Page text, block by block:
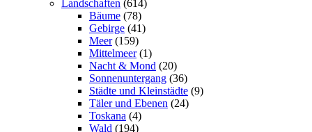
Landschaften (614)
Bäume (78)
Gebirge (41)
Meer (159)
Mittelmeer (1)
Nacht & Mond (20)
Sonnenuntergang (36)
Städte und Kleinstädte (9)
Täler und Ebenen (24)
Toskana (4)
Wald (194)